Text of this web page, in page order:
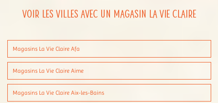
Voir les villes avec un magasin La Vie Claire
Magasins La Vie Claire Afa
Magasins La Vie Claire Aime
Magasins La Vie Claire Aix-les-Bains